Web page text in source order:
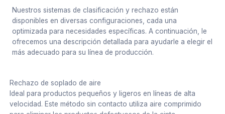
Nuestros sistemas de clasificación y rechazo están
disponibles en diversas configuraciones, cada una
optimizada para necesidades específicas. A continuación, le
ofrecemos una descripción detallada para ayudarle a elegir el
más adecuado para su línea de producción.
Rechazo de soplado de aire
Ideal para productos pequeños y ligeros en líneas de alta
velocidad. Este método sin contacto utiliza aire comprimido